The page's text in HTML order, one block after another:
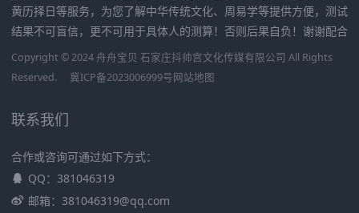
黄历择日等服务，为您了解中华传统文化、周易学等提供方便，测试
结果不可盲信，更不可用于具体人的测算！否则后果自负！谢谢配合
Copyright © 2024 舟舟宝贝 石家庄抖帅宫文化传媒有限公司 All Rights
Reserved.
冀ICP备2023006999号网站地图
联系我们
合作或咨询可通过如下方式：
QQ：381046319
邮箱：381046319@qq.com